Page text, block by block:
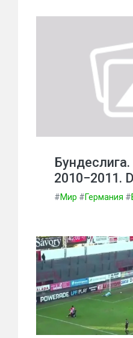
2010−2011.
#Мир #Германия #